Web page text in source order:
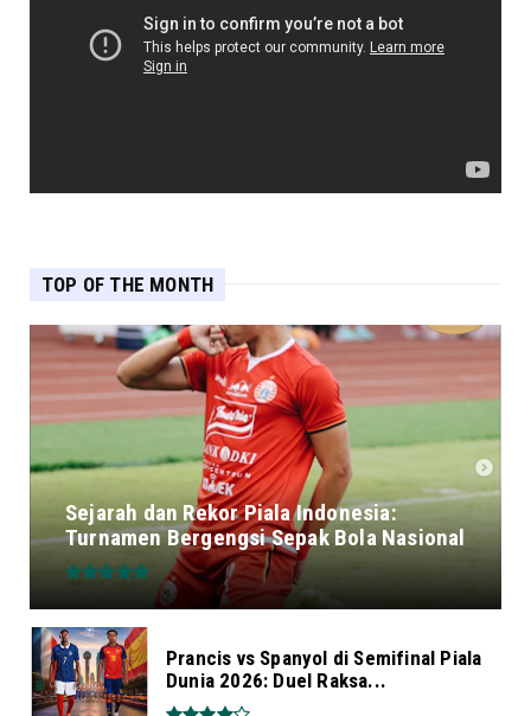
TOP OF THE MONTH
Sejarah dan Rekor Piala Indonesia:
Turnamen Bergengsi Sepak Bola Nasional
Prancis vs Spanyol di Semifinal Piala
Dunia 2026: Duel Raksa...